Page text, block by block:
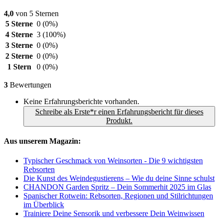
4,0 von 5 Sternen
5 Sterne 0 (0%)
4 Sterne 3 (100%)
3 Sterne 0 (0%)
2 Sterne 0 (0%)
1 Stern
0 (0%)
3 Bewertungen
Keine Erfahrungsberichte vorhanden.
Schreibe als Erste*r einen Erfahrungsbericht für dieses
Produkt.
Aus unserem Magazin:
Typischer Geschmack von Weinsorten - Die 9 wichtigsten
Rebsorten
Die Kunst des Weindegustierens – Wie du deine Sinne schulst
CHANDON Garden Spritz – Dein Sommerhit 2025 im Glas
Spanischer Rotwein: Rebsorten, Regionen und Stilrichtungen
im Überblick
Trainiere Deine Sensorik und verbessere Dein Weinwissen